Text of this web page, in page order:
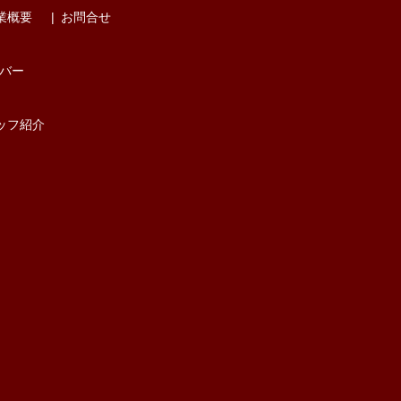
概要
ー
フ紹介
お問合せ